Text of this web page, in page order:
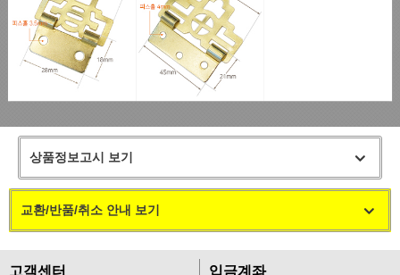
상품정보고시 보기
교환/반품/취소 안내 보기
고객센터
입금계좌